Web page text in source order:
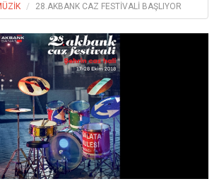
28.AKBANK CAZ FESTİVALİ BAŞLIYOR